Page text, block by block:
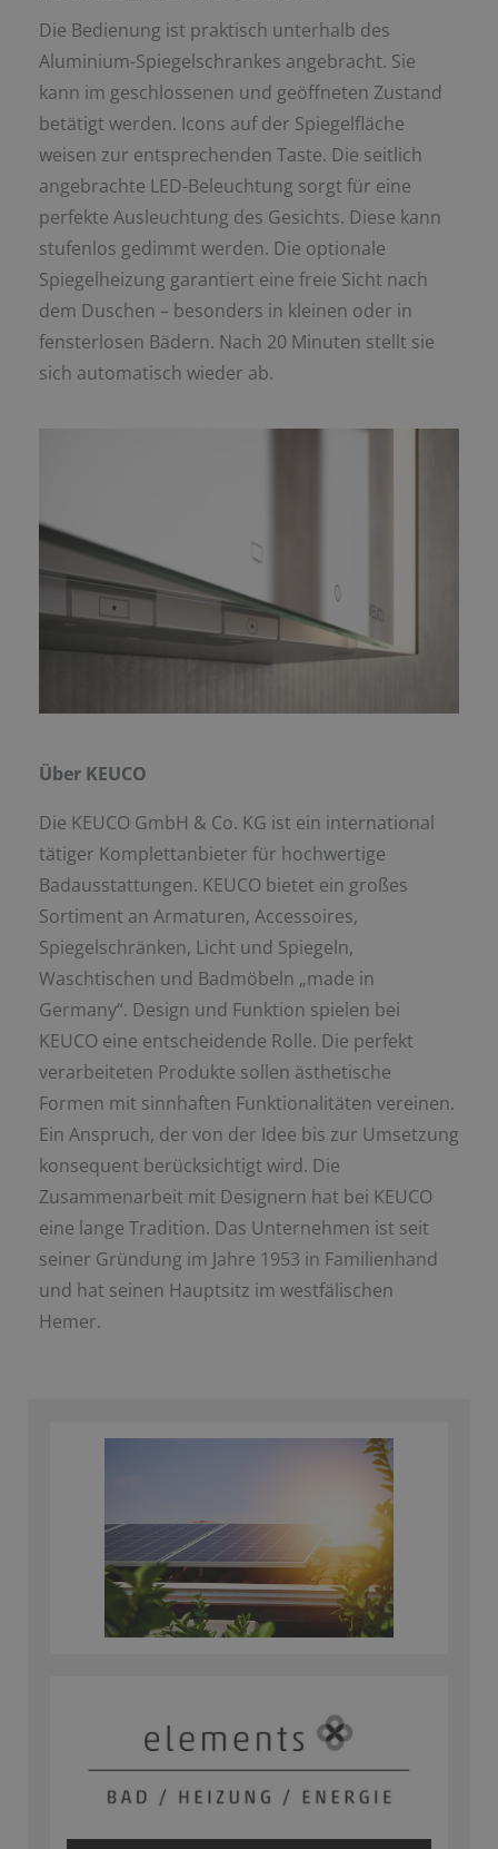
Die Bedienung ist praktisch unterhalb des
Aluminium-Spiegelschrankes angebracht. Sie
kann im geschlossenen und geöffneten Zustand
betätigt werden. Icons auf der Spiegelfläche
weisen zur entsprechenden Taste. Die seitlich
angebrachte LED-Beleuchtung sorgt für eine
perfekte Ausleuchtung des Gesichts. Diese kann
stufenlos gedimmt werden. Die optionale
Spiegelheizung garantiert eine freie Sicht nach
dem Duschen – besonders in kleinen oder in
fensterlosen Bädern. Nach 20 Minuten stellt sie
sich automatisch wieder ab.
Über KEUCO
Die KEUCO GmbH & Co. KG ist ein international
tätiger Komplettanbieter für hochwertige
Badausstattungen. KEUCO bietet ein großes
Sortiment an Armaturen, Accessoires,
Spiegelschränken, Licht und Spiegeln,
Waschtischen und Badmöbeln „made in
Germany“. Design und Funktion spielen bei
KEUCO eine entscheidende Rolle. Die perfekt
verarbeiteten Produkte sollen ästhetische
Formen mit sinnhaften Funktionalitäten vereinen.
Ein Anspruch, der von der Idee bis zur Umsetzung
konsequent berücksichtigt wird. Die
Zusammenarbeit mit Designern hat bei KEUCO
eine lange Tradition. Das Unternehmen ist seit
seiner Gründung im Jahre 1953 in Familienhand
und hat seinen Hauptsitz im westfälischen
Hemer.